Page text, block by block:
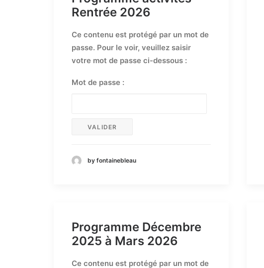
Rentrée 2026
Ce contenu est protégé par un mot de
passe. Pour le voir, veuillez saisir
votre mot de passe ci-dessous :
Mot de passe :
by fontainebleau
Programme Décembre
2025 à Mars 2026
Ce contenu est protégé par un mot de